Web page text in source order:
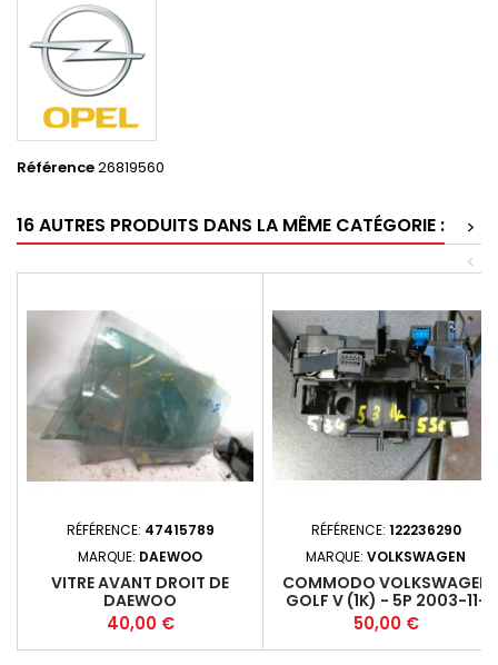
Référence26819560
16 AUTRES PRODUITS DANS LA MÊME CATÉGORIE :
>
<
RÉFÉRENCE: 47415789
MARQUE: DAEWOO
VITRE AVANT DROIT DE
DAEWOO
Prix
40,00 €
RÉFÉRENCE: 122236290
MARQUE: VOLKSWAGEN
COMMODO VOLKSWAGEN
GOLF V (1K) - 5P 2003-11-
2008-10 1K0953503CP
(534)+
Prix
50,00 €